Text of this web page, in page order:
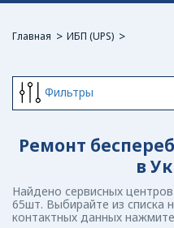
Главная ИБП (UPS)
Фильтры
Ремонт
в
Найдено сервисных
65шт. Выбирайте из списка
контактных данных